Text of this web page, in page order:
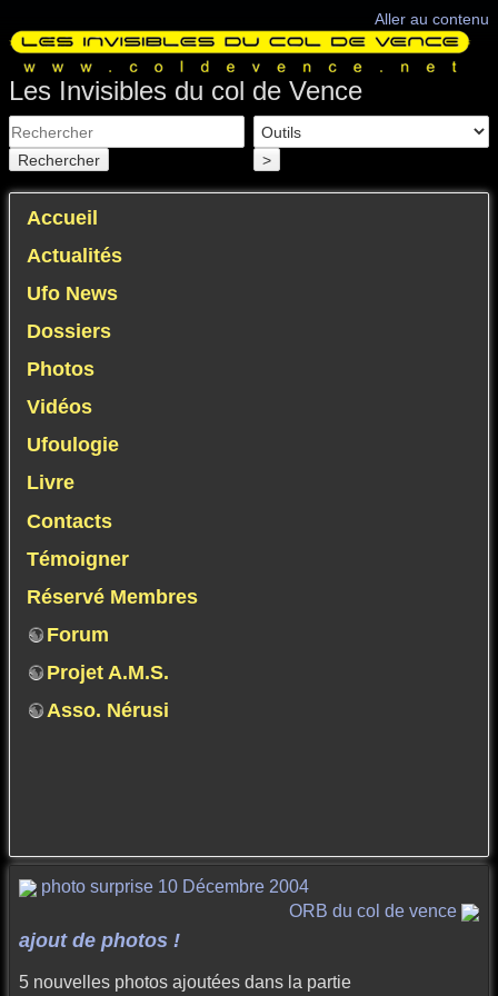
Aller au contenu
Les Invisibles du col de Vence
Rechercher >
Accueil
Actualités
Ufo News
Dossiers
Photos
Vidéos
Ufoulogie
Livre
Contacts
Témoigner
Réservé Membres
Forum
Projet A.M.S.
Asso. Nérusi
photo surprise 10 Décembre 2004
ORB du col de vence
ajout de photos !
5 nouvelles photos ajoutées dans la partie